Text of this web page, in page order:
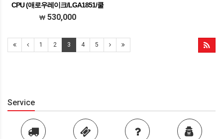
CPU (애로우레이크/LGA1851/쿨
러포함)
530,000
1 2 3 4 5
Service